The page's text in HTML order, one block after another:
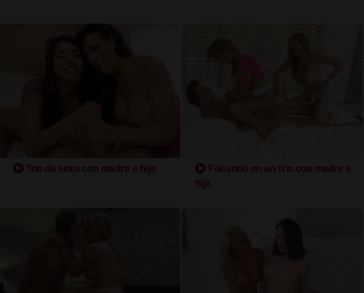
Trio de sexo con madre e hija
Follando en un trio con madre e
hija